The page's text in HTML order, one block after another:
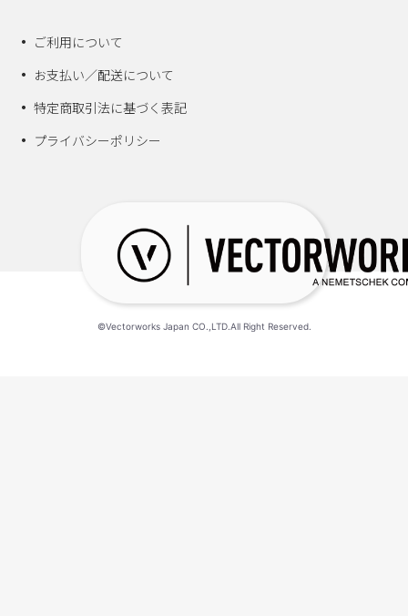
ご利用について
お支払い／配送について
特定商取引法に基づく表記
プライバシーポリシー
©Vectorworks Japan CO.,LTD.All Right Reserved.